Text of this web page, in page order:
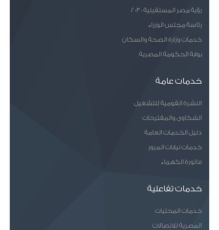
رؤية مصر المستقبلية 2030
رئاسة مجلس الوزراء
خدمات وزارة الصحة والسكان
بوابة الحكومة المصرية
خدمات عامة
النشرة القومية للتشغيل
الشكاوى والمقترحات
دليل الخدمات العامة
خدمات نيابات المرور
فاتورة الكهرباء
خدمات تفاعلية
خدمات المحليات
المصرية للاتصالات